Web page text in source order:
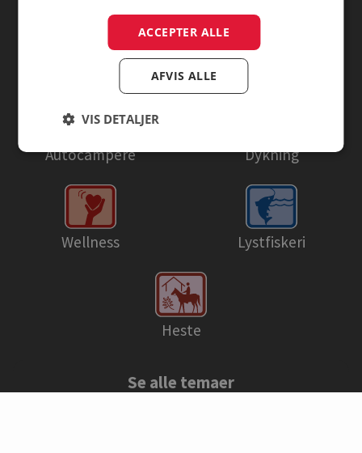
Find campingpladser ud fra
temaer
Autocampere Dykning
Wellness Lystfiskeri
Heste
Se alle temaer
ACCEPTER ALLE
AFVIS ALLE
VIS DETALJER